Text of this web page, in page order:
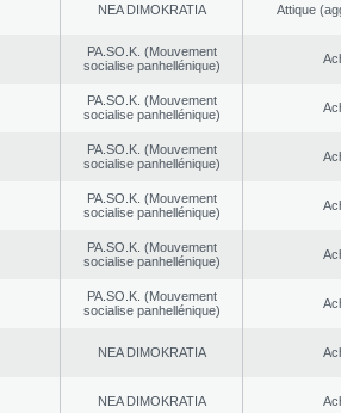
NEA DΙMOKRATIA Αttique
PA.SO.K. (Mouvement
socialise panhellénique)
PA.SO.K. (Mouvement
socialise panhellénique)
PA.SO.K. (Mouvement
socialise panhellénique)
PA.SO.K. (Mouvement
socialise panhellénique)
PA.SO.K. (Mouvement
socialise panhellénique)
PA.SO.K. (Mouvement
socialise panhellénique)
NEA DΙMOKRATIA
NEA DΙMOKRATIA